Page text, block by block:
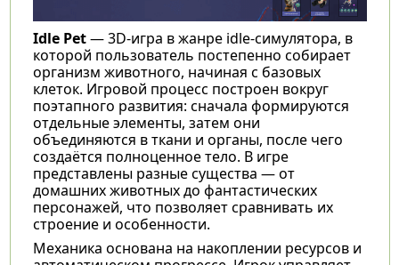
Idle Pet— 3D-игра в жанре idle-симулятора, в
которой пользователь постепенно собирает
организм животного, начиная с базовых
клеток. Игровой процесс построен вокруг
поэтапного развития: сначала формируются
отдельные элементы, затем они
объединяются в ткани и органы, после чего
создаётся полноценное тело. В игре
представлены разные существа — от
домашних животных до фантастических
персонажей, что позволяет сравнивать их
строение и особенности.
Механика основана на накоплении ресурсов и